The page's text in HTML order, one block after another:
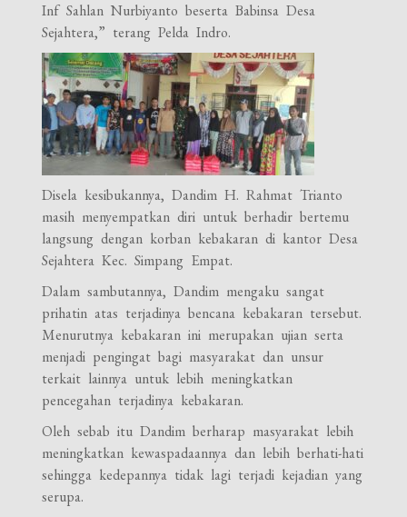
Inf Sahlan Nurbiyanto beserta Babinsa Desa
Sejahtera,” terang Pelda Indro.
Disela kesibukannya, Dandim H. Rahmat Trianto
masih menyempatkan diri untuk berhadir bertemu
langsung dengan korban kebakaran di kantor Desa
Sejahtera Kec. Simpang Empat.
Dalam sambutannya, Dandim mengaku sangat
prihatin atas terjadinya bencana kebakaran tersebut.
Menurutnya kebakaran ini merupakan ujian serta
menjadi pengingat bagi masyarakat dan unsur
terkait lainnya untuk lebih meningkatkan
pencegahan terjadinya kebakaran.
Oleh sebab itu Dandim berharap masyarakat lebih
meningkatkan kewaspadaannya dan lebih berhati-hati
sehingga kedepannya tidak lagi terjadi kejadian yang
serupa.